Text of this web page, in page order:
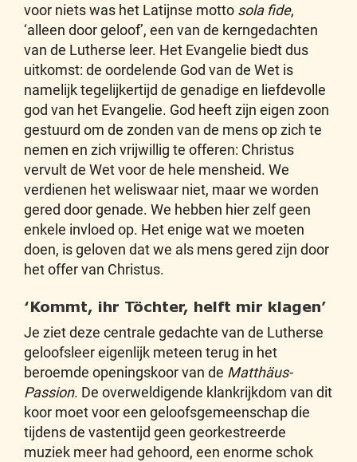
voor niets was het Latijnse motto sola fide,
‘alleen door geloof’, een van de kerngedachten
van de Lutherse leer. Het Evangelie biedt dus
uitkomst: de oordelende God van de Wet is
namelijk tegelijkertijd de genadige en liefdevolle
god van het Evangelie. God heeft zijn eigen zoon
gestuurd om de zonden van de mens op zich te
nemen en zich vrijwillig te offeren: Christus
vervult de Wet voor de hele mensheid. We
verdienen het weliswaar niet, maar we worden
gered door genade. We hebben hier zelf geen
enkele invloed op. Het enige wat we moeten
doen, is geloven dat we als mens gered zijn door
het offer van Christus.
‘Kommt, ihr Töchter, helft mir klagen’
Je ziet deze centrale gedachte van de Lutherse
geloofsleer eigenlijk meteen terug in het
beroemde openingskoor van de Matthäus-
Passion. De overweldigende klankrijkdom van dit
koor moet voor een geloofsgemeenschap die
tijdens de vastentijd geen georkestreerde
muziek meer had gehoord, een enorme schok